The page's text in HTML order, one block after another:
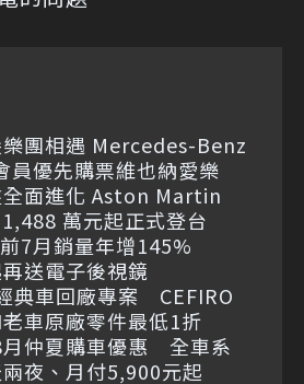
團相遇 Mercedes-Benz
員優先購票維也納愛樂
全面進化 Aston Martin
萬元起正式登台
7月銷量年增145%
送電子後視鏡
典車回廠專案 CEFIRO
車原廠零件最低1折
月仲夏購車優惠 全車系
夜、月付5,900元起